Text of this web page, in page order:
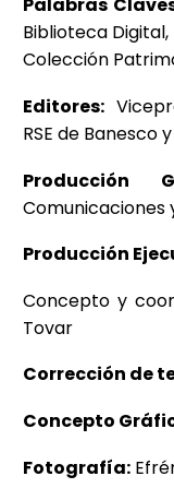
Palabras
Biblioteca
Colección
Editores:
RSE de Banesco
Producción
Comunicaciones
Producción
Concepto y
Tovar
Corrección de
Concepto
Fotografía: